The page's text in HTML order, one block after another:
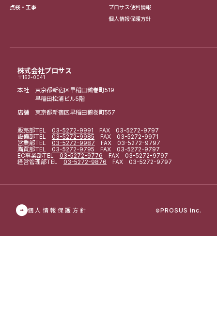
株式会社プロサス
〒162-0041
本社 東京都新宿区早稲田鶴巻町519
早稲田松浦ビル5階
店舗 東京都新宿区早稲田鶴巻町557
販売部TEL 03-5272-9991 FAX 03-5272-9797
設備部TEL 03-5272-9985 FAX 03-5272-9971
営業部TEL 03-5272-9987 FAX 03-5272-9797
購買部TEL 03-5272-9795 FAX 03-5272-9797
EC事業部TEL 03-5272-9776 FAX 03-5272-9797
経営管理部TEL 03-5272-9876 FAX 03-5272-9797
点検・工事
プロサス便利情報
個人情報保護方針
個人情報保護方針 ©PROSUS inc.